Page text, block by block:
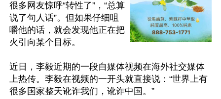
很多网友惊呼“转性了”，“总算
说了句人话”。但如果仔细咀
嚼他的话，就会发现他正在把
火引向某个目标。
近日，李毅近期的一段自媒体视频在海外社交媒体
上热传。李毅在视频的一开头就直接说：“世界上有
很多国家整天讹诈我们，讹诈中国。”